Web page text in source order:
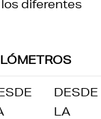
diferentes
DESDE
LA